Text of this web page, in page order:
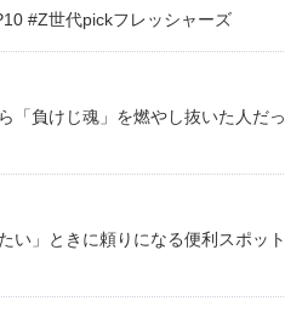
#Z世代pickフレッシャーズ
「負けじ魂」を燃やし抜いた人だっ
い」ときに頼りになる便利スポット